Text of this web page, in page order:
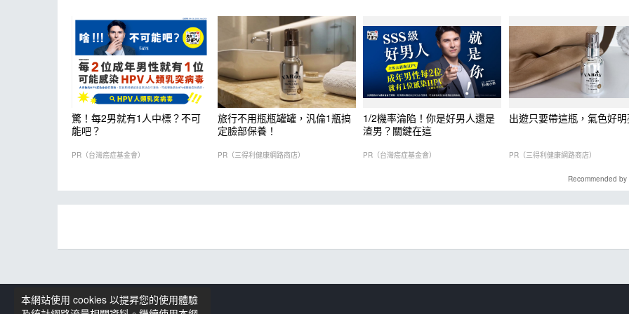
驚！每2男就有1人中標？不可
能吧？
PR（台灣癌症基金會）
旅行不用瓶瓶罐罐，汎倫1瓶搞
定臉部保養！
PR（三得利健康網路商店）
1/2機率淪陷！你是好男人還是
渣男？關鍵在這
PR（台灣癌症基金會）
出遊只要帶這瓶，氣色好
PR（三得利健康網路商店）
Recommended by
本網站使用 cookies 以提昇您的使用體驗
籃球筆記粉絲專頁